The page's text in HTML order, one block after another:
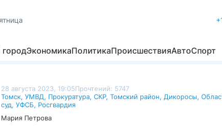
городЭкономикаПолитикаПроисшествияАвтоСпорт
28 августа 2023, 19:05Прочтений: 5747
Томск, УМВД, Прокуратура, СКР, Томский район, Дикоросы,
суд, УФСБ, Росгвардия
Мария Петрова